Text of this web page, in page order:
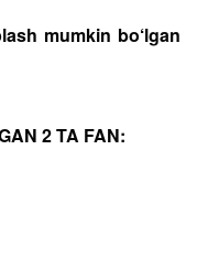
mumkin bo‘lgan
2 TA FAN: